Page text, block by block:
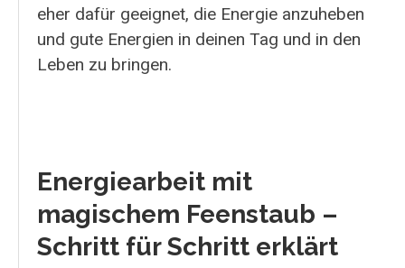
eher dafür geeignet, die Energie anzuheben
und gute Energien in deinen Tag und in den
Leben zu bringen.
Energiearbeit mit
magischem Feenstaub –
Schritt für Schritt erklärt